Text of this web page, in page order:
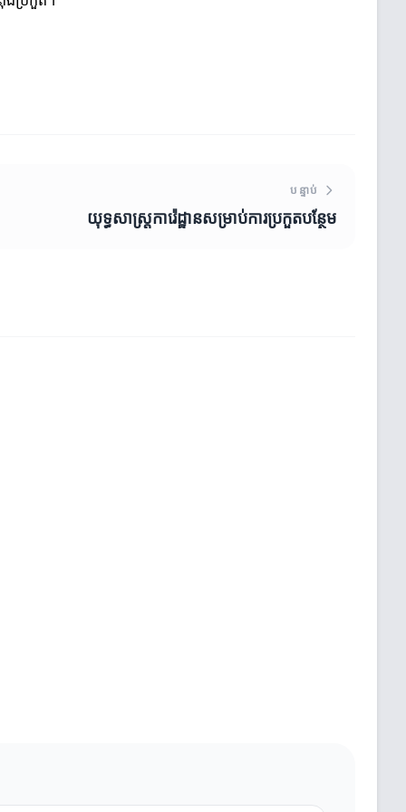
បន្ទាប់
យុទ្ធសាស្ត្រការ៉េដ្ឋានសម្រាប់ការប្រកួតបន្ថែម